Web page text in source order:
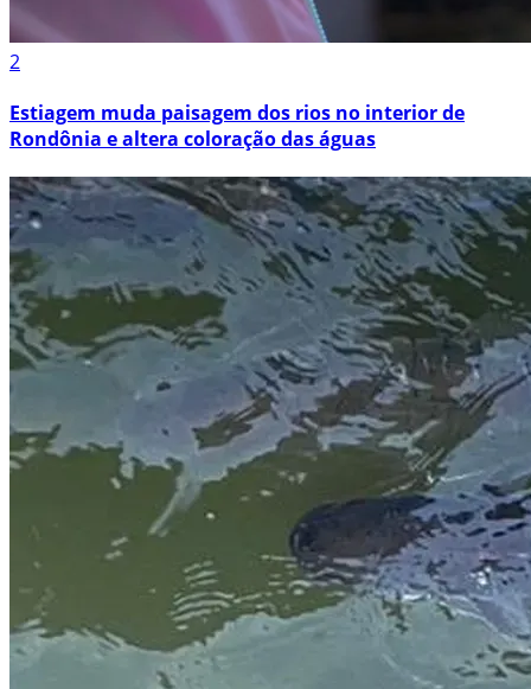
2
Estiagem muda paisagem dos rios no interior de
Rondônia e altera coloração das águas